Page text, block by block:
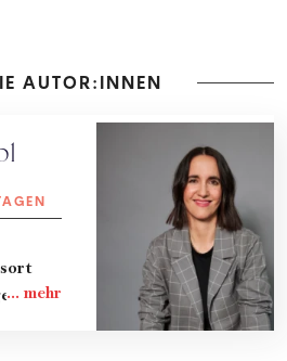
AUTOR:INNEN